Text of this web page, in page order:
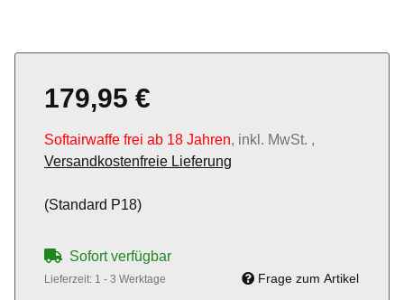
179,95 €
Softairwaffe frei ab 18 Jahren, inkl. MwSt. ,
Versandkostenfreie Lieferung
(Standard P18)
Sofort verfügbar
Lieferzeit: 1 - 3 Werktage Frage zum Artikel